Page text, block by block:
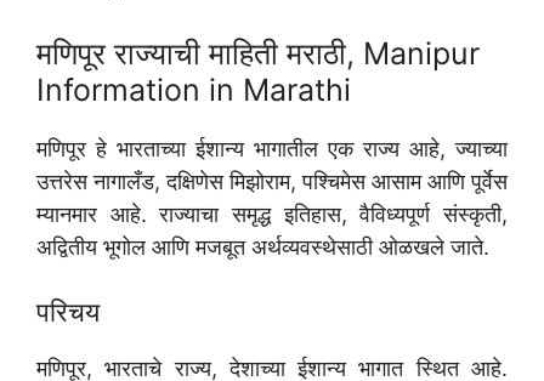
मणिपूर राज्याची माहिती मराठी, Manipur
Information in Marathi
मणिपूर हे भारताच्या ईशान्य भागातील एक राज्य आहे, ज्याच्या
उत्तरेस नागालँड, दक्षिणेस मिझोराम, पश्चिमेस आसाम आणि पूर्वेस
म्यानमार आहे. राज्याचा समृद्ध इतिहास, वैविध्यपूर्ण संस्कृती,
अद्वितीय भूगोल आणि मजबूत अर्थव्यवस्थेसाठी ओळखले जाते.
परिचय
मणिपूर, भारताचे राज्य, देशाच्या ईशान्य भागात स्थित आहे.